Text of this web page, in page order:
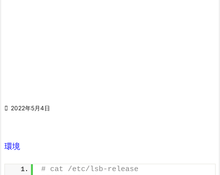
 2022年5月4日
環境
# cat /etc/lsb-release